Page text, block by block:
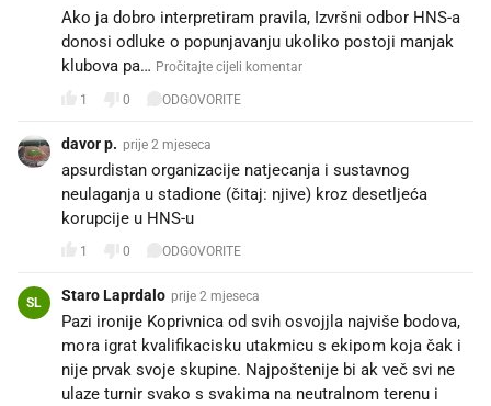
Ako ja dobro interpretiram pravila, Izvršni odbor HNS-a
donosi odluke o popunjavanju ukoliko postoji manjak
klubova pa… Pročitajte cijeli komentar
1 0 ODGOVORITE
davor p. prije 2 mjeseca
apsurdistan organizacije natjecanja i sustavnog
neulaganja u stadione (čitaj: njive) kroz desetljeća
korupcije u HNS-u
1 0 ODGOVORITE
SL Staro Laprdalo prije 2 mjeseca
Pazi ironije Koprivnica od svih osvojjla najviše bodova,
mora igrat kvalifikacisku utakmicu s ekipom koja čak i
nije prvak svoje skupine. Najpoštenije bi ak več svi ne
ulaze turnir svako s svakima na neutralnom terenu i